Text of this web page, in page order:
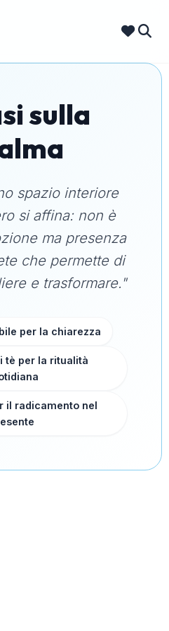
sulla
spazio interiore
si affina: non è
ma presenza
che permette di
e trasformare."
per la chiarezza
tè per la ritualità
il radicamento nel